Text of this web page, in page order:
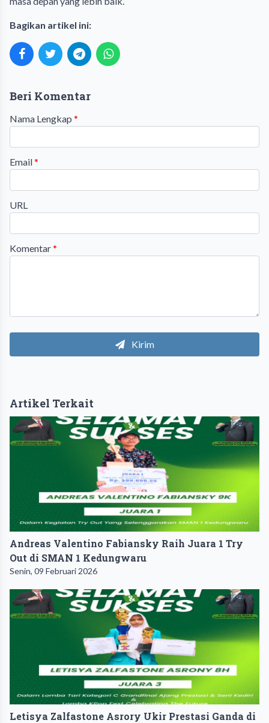
Bagikan artikel ini:
Beri Komentar
Nama Lengkap *
Email*
URL
Komentar*
Kirim
Artikel Terkait
Andreas Valentino Fabiansky Raih Juara 1 Try
Out di SMAN 1 Kedungwaru
Senin, 09 Februari 2026
Letisya Zalfastone Asrory Ukir Prestasi Ganda di